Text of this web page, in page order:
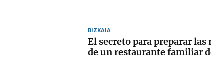
BIZKAIA
El secreto para preparar las
de un restaurante familiar